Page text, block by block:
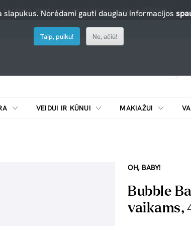
nuolaida atrinktiems produktams su kodu PERKU10
VEIDUI IR KŪNUI MAKIAŽUI
OH, BABY!
Bubble
vaikams,
slapukus. Norėdami gauti daugiau informacijos
Taip, puiku! Ne, ačiū!